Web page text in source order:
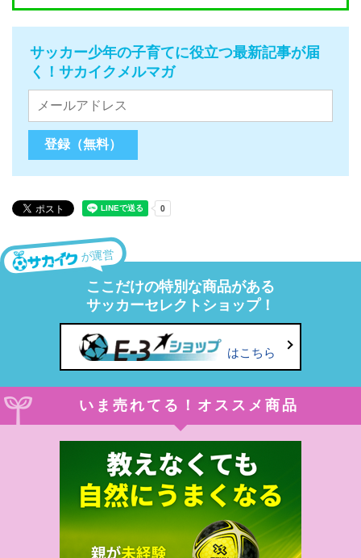
サッカー少年の子育てに役立つ最新記事が届
く！サカイクメルマガ
が運営
ここだけの特別な商品がある
サッカーセレクトショップ！
はこちら
いま売れてる！オススメ商品